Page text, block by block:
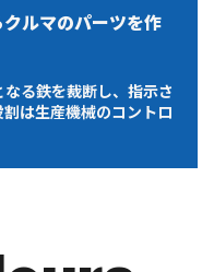
ルマのパーツを作
る鉄を裁断し、指示さ
は生産機械のコントロ